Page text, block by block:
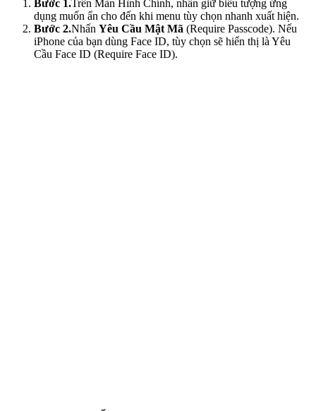
Bước 1.Trên Màn Hình Chính, nhấn giữ biểu tượng ứng
dụng muốn ẩn cho đến khi menu tùy chọn nhanh xuất hiện.
Bước 2.Nhấn Yêu Cầu Mật Mã (Require Passcode). Nếu
iPhone của bạn dùng Face ID, tùy chọn sẽ hiển thị là Yêu
Cầu Face ID (Require Face ID).